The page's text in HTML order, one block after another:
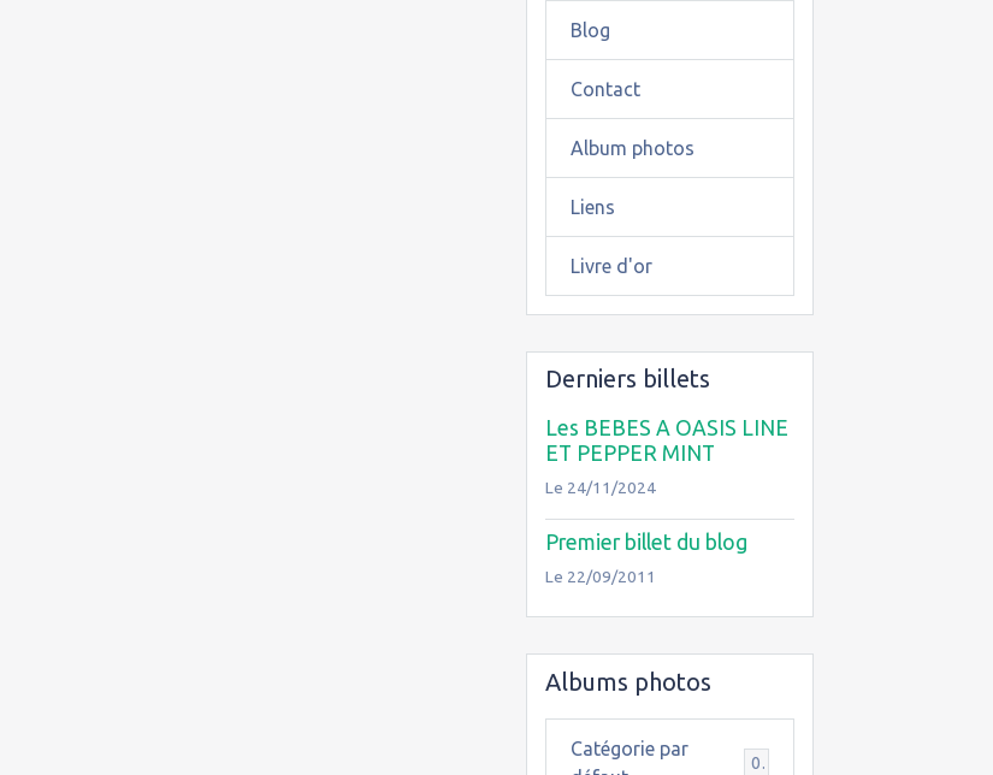
Blog
Contact
Album photos
Liens
Livre d'or
Derniers billets
Les BEBES A OASIS LINE
ET PEPPER MINT
Le 24/11/2024
Premier billet du blog
Le 22/09/2011
Albums photos
Catégorie par
0